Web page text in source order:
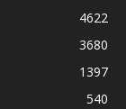
4622
3680
1397
540